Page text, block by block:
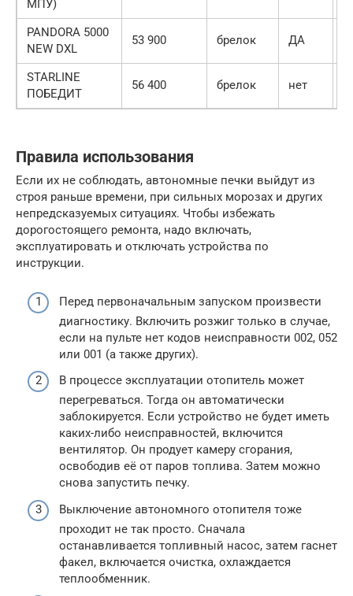
МПУ)
PANDORA 5000
NEW DXL
53 900 брелок ДА
STARLINE
ПОБЕДИТ
56 400 брелок нет
Правила использования
Если их не соблюдать, автономные печки выйдут из
строя раньше времени, при сильных морозах и других
непредсказуемых ситуациях. Чтобы избежать
дорогостоящего ремонта, надо включать,
эксплуатировать и отключать устройства по
инструкции.
Перед первоначальным запуском произвести
диагностику. Включить розжиг только в случае,
если на пульте нет кодов неисправности 002, 052
или 001 (а также других).
В процессе эксплуатации отопитель может
перегреваться. Тогда он автоматически
заблокируется. Если устройство не будет иметь
каких-либо неисправностей, включится
вентилятор. Он продует камеру сгорания,
освободив её от паров топлива. Затем можно
снова запустить печку.
Выключение автономного отопителя тоже
проходит не так просто. Сначала
останавливается топливный насос, затем гаснет
факел, включается очистка, охлаждается
теплообменник.